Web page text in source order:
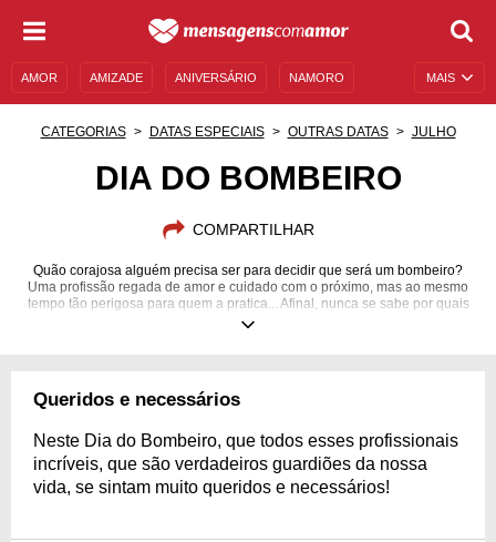
MAIS
AMOR AMIZADE ANIVERSÁRIO NAMORO
CATEGORIAS DATAS ESPECIAIS OUTRAS DATAS JULHO
DIA DO BOMBEIRO
COMPARTILHAR
Quão corajosa alguém precisa ser para decidir que será um bombeiro?
Uma profissão regada de amor e cuidado com o próximo, mas ao mesmo
tempo tão perigosa para quem a pratica... Afinal, nunca se sabe por quais
apuros precisaremos passar para que consigamos resgatar alguém! No
podem apagar: a chama do orgulho que sentimos por tê-los como anjos
especial?
Queridos e necessários
Neste Dia do Bombeiro, que todos esses profissionais
incríveis, que são verdadeiros guardiões da nossa
vida, se sintam muito queridos e necessários!